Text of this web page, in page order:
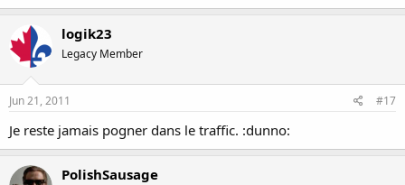
logik23
Legacy Member
Jun 21, 2011 #17
Je reste jamais pogner dans le traffic. :dunno:
PolishSausage